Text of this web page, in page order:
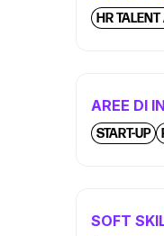
HR
AREE DI
START-UP
SOFT